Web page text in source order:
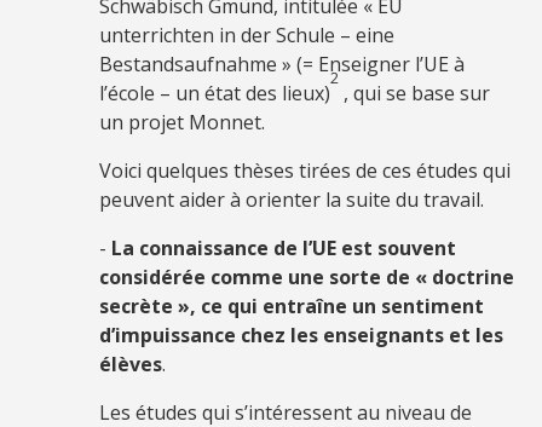
Schwäbisch Gmünd, intitulée « EU
unterrichten in der Schule – eine
Bestandsaufnahme » (= Enseigner l’UE à
l’école – un état des lieux)
2
, qui se base sur
un projet Monnet.
Voici quelques thèses tirées de ces études qui
peuvent aider à orienter la suite du travail.
- La connaissance de l’UE est souvent
considérée comme une sorte de « doctrine
secrète », ce qui entraîne un sentiment
d’impuissance chez les enseignants et les
élèves.
Les études qui s’intéressent au niveau de